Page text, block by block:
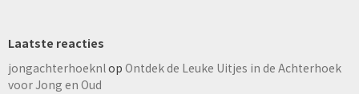
Laatste reacties
jongachterhoeknlop Ontdek de Leuke Uitjes in de Achterhoek
voor Jong en Oud